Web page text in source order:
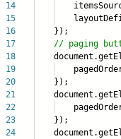
14
15
16
17
18
19
20
21
22
23
24
itemsSource:
});
// paging
});
});